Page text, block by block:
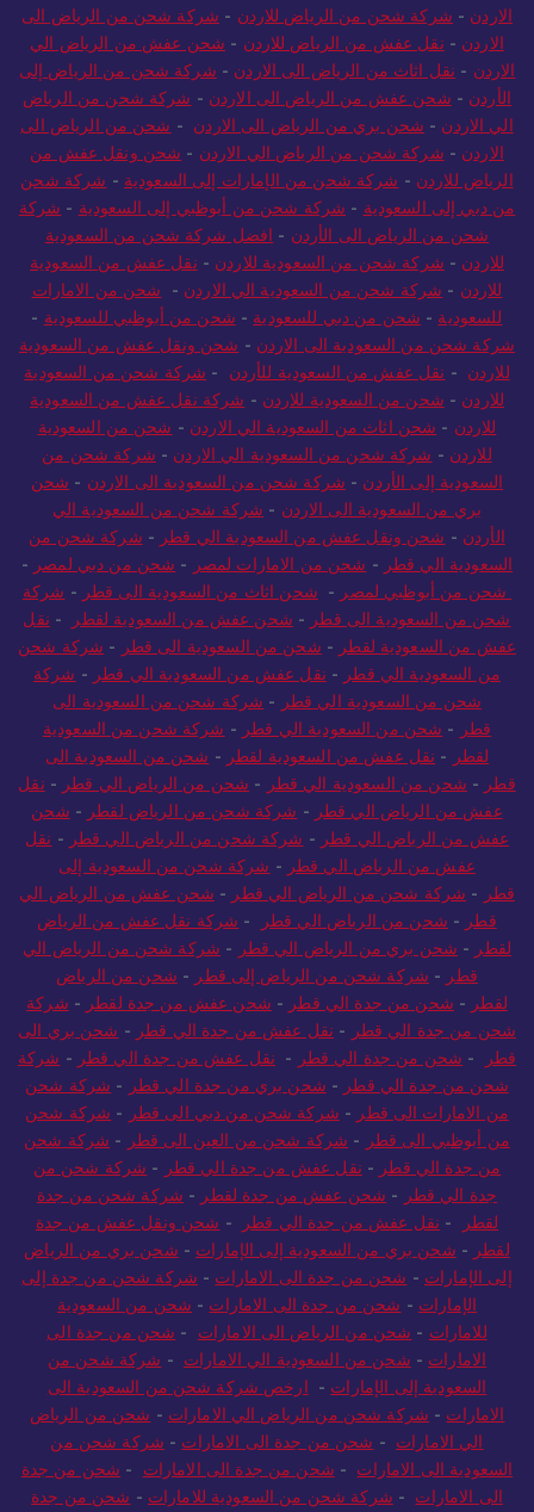
الاردن - شركة شحن من الرياض للاردن - شركة شحن من الرياض الى
الاردن - نقل عفش من الرياض للاردن - شحن عفش من الرياض الي
الاردن - نقل اثاث من الرياض الى الاردن - شركة شحن من الرياض إلى
الأردن - شحن عفش من الرياض الى الاردن - شركة شحن من الرياض
الي الاردن - شحن بري من الرياض الى الاردن - شحن من الرياض الى
الاردن - شركة شحن من الرياض الي الاردن - شحن ونقل عفش من
الرياض للاردن - شركة شحن من الإمارات إلى السعودية - شركة شحن
من دبي إلى السعودية - شركة شحن من أبوظبي إلى السعودية - شركة
شحن من الرياض الى الأردن - افضل شركة شحن من السعودية
للاردن - شركة شحن من السعودية للاردن - نقل عفش من السعودية
للاردن - شركة شحن من السعودية الي الاردن - شحن من الامارات
للسعودية - شحن من دبي للسعودية - شحن من أبوظبي للسعودية -
شركة شحن من السعودية الى الاردن - شحن ونقل عفش من السعودية
للاردن - نقل عفش من السعودية للأردن - شركة شحن من السعودية
للاردن - شحن من السعودية للاردن - شركة نقل عفش من السعودية
للاردن - شحن اثاث من السعودية الي الاردن - شحن من السعودية
للاردن - شركة شحن من السعودية الي الاردن - شركة شحن من
السعودية إلى الأردن - شركة شحن من السعودية الى الاردن - شحن
بري من السعودية الى الاردن - شركة شحن من السعودية الي
الأردن - شحن ونقل عفش من السعودية الي قطر - شركة شحن من
السعودية الي قطر - شحن من الامارات لمصر - شحن من دبي لمصر -
شحن من أبوظبي لمصر - شحن اثاث من السعودية الى قطر - شركة
شحن من السعودية الى قطر - شحن عفش من السعودية لقطر - نقل
عفش من السعودية لقطر - شحن من السعودية الى قطر - شركة شحن
من السعودية الي قطر - نقل عفش من السعودية الي قطر - شركة
شحن من السعودية الي قطر - شركة شحن من السعودية الى
قطر - شحن من السعودية الي قطر - شركة شحن من السعودية
لقطر - نقل عفش من السعودية لقطر - شحن من السعودية الى
قطر - شحن من السعودية الي قطر - شحن من الرياض الي قطر - نقل
عفش من الرياض الي قطر - شركة شحن من الرياض لقطر - شحن
عفش من الرياض الي قطر - شركة شحن من الرياض الي قطر - نقل
عفش من الرياض الي قطر - شركة شحن من السعودية إلى
قطر - شركة شحن من الرياض الي قطر - شحن عفش من الرياض الي
قطر - شحن من الرياض الي قطر - شركة نقل عفش من الرياض
لقطر - شحن بري من الرياض الي قطر - شركة شحن من الرياض الي
قطر - شركة شحن من الرياض إلى قطر - شحن من الرياض
لقطر - شحن من جدة الي قطر - شحن عفش من جدة لقطر - شركة
شحن من جدة الي قطر - نقل عفش من جدة الي قطر - شحن بري الى
قطر
- شحن من جدة الي قطر - نقل عفش من جدة الي قطر - شركة
شحن من جدة الي قطر - شحن بري من جدة الي قطر - شركة شحن
من الامارات الى قطر - شركة شحن من دبي الى قطر - شركة شحن
من أبوظبي الى قطر - شركة شحن من العين الى قطر - شركة شحن
من جدة الي قطر - نقل عفش من جدة الي قطر - شركة شحن من
جدة الي قطر - شحن عفش من جدة لقطر - شركة شحن من جدة
لقطر
- نقل عفش من جدة الي قطر - شحن ونقل عفش من جدة
لقطر - شحن بري من السعودية إلى الإمارات - شحن بري من الرياض
إلى الإمارات - شحن من جدة الى الامارات - شركة شحن من جدة إلى
الإمارات - شحن من جدة الى الامارات - شحن من السعودية
للامارات - شحن من الرياض الى الامارات - شحن من جدة الى
الامارات - شحن من السعودية الي الامارات - شركة شحن من
السعودية إلى الإمارات - ارخص شركة شحن من السعودية الى
الامارات - شركة شحن من الرياض الي الامارات - شحن من الرياض
الي الامارات - شحن من جدة الى الامارات - شركة شحن من
السعودية الى الامارات - شحن من جدة الى الامارات - شحن من جدة
الى الامارات - شركة شحن من السعودية للامارات - شحن من جدة